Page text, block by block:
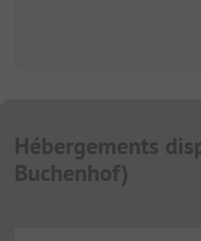
Hébergements
Buchenhof)